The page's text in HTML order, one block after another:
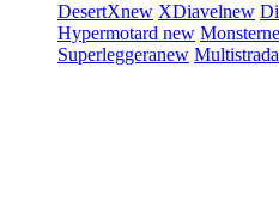
DesertXnew XDiavelnew
Hypermotard new Monster
Superleggeranew Multistrada